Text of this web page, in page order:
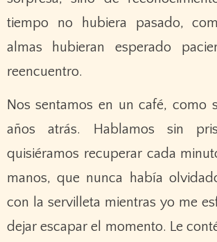
tiempo no hubiera pasado,
almas hubieran esperado
reencuentro.
Nos sentamos en un café, como
años atrás. Hablamos sin
quisiéramos recuperar cada
manos, que nunca había
con la servilleta mientras yo me
dejar escapar el momento. Le